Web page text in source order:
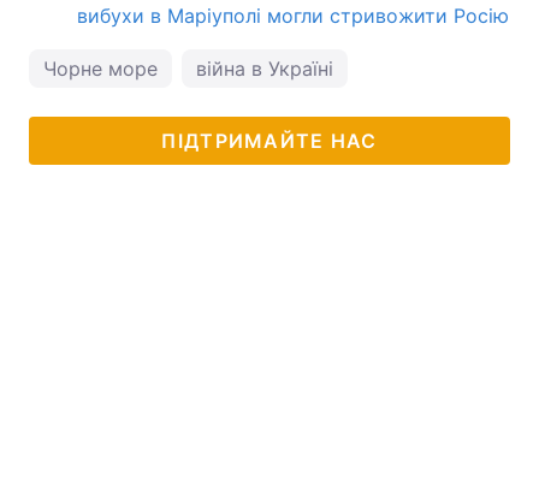
вибухи в Маріуполі могли стривожити Росію
Чорне море війна в Україні
ПІДТРИМАЙТЕ НАС